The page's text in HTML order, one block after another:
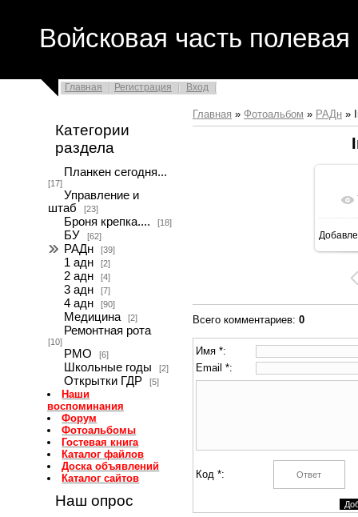
Войсковая часть полевая
Главная Регистрация Вход
Категории
раздела
Планкен сегодня...
[17]
Управление и
штаб
[23]
Броня крепка.... [18]
БУ [62]
РАДн [39]
1 адн [2]
2 адн [4]
3 адн [7]
4 адн [90]
Медицина [2]
Ремонтная рота
[10]
РМО [6]
Школьные годы [2]
Открытки ГДР [5]
Наши
воспоминания
Форум
Фотоальбомы
Гостевая книга
Каталог файлов
Доска объявлений
Каталог сайтов
Наш опрос
Главная » Фотоальбом » РАДн »
Всего комментариев: 0
Имя *:
Email *:
Код *: